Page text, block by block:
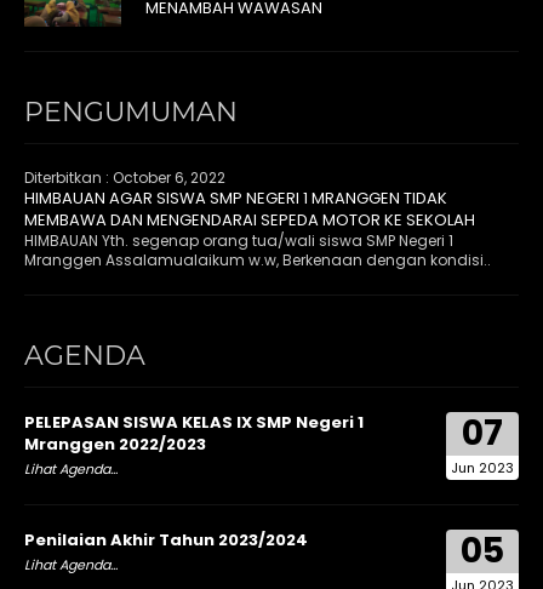
MENAMBAH WAWASAN
PENGUMUMAN
Diterbitkan : October 6, 2022
HIMBAUAN AGAR SISWA SMP NEGERI 1 MRANGGEN TIDAK
MEMBAWA DAN MENGENDARAI SEPEDA MOTOR KE SEKOLAH
HIMBAUAN Yth. segenap orang tua/wali siswa SMP Negeri 1
Mranggen Assalamualaikum w.w, Berkenaan dengan kondisi..
AGENDA
07
Jun 2023
PELEPASAN SISWA KELAS IX SMP Negeri 1
Mranggen 2022/2023
Lihat Agenda...
05
Jun 2023
Penilaian Akhir Tahun 2023/2024
Lihat Agenda...